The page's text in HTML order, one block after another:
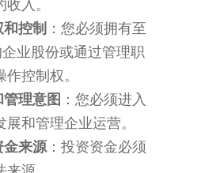
入。
控制 ：您必须拥有至
业股份或通过管理职
控制权。
理意图 ：您必须进入
和管理企业运营。
来源：投资资金必须